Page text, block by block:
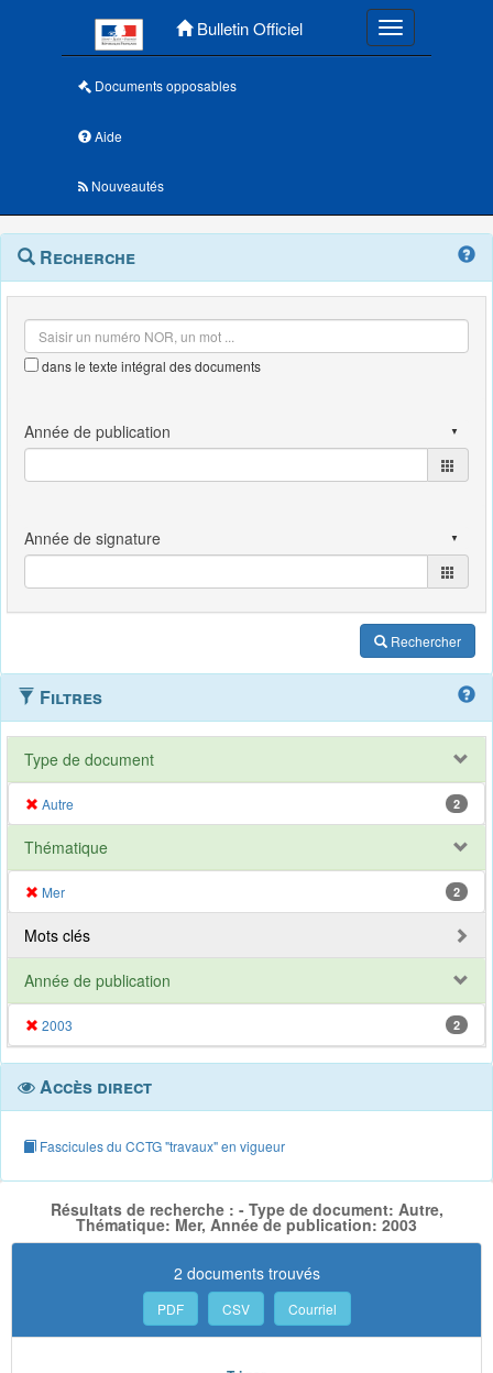
Bulletin Officiel Toggle
Documents opposables
Aide
Nouveautés
Navigation
outils
Menu
contextuel
Recherche
dans le texte intégral des documents
Rechercher
Filtres
Type de document
Autre 2
Thématique
Mer 2
Mots clés
Année de publication
2003 2
Accès direct
Fascicules du CCTG "travaux" en vigueur
Résultats de recherche : - Type de document: Autre,
Thématique: Mer, Année de publication: 2003
2 documents trouvés
PDF CSV Courriel